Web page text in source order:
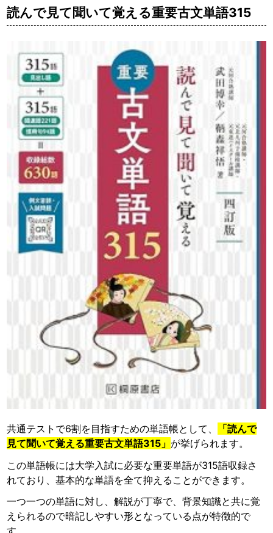
読んで見て聞いて覚える重要古文単語315
共通テストで6割を目指すための単語帳として、
「読んで
見て聞いて覚える重要古文単語315」 が挙げられます。
この単語帳には大学入試に必要な重要単語が315語収録さ
れており、基本的な単語を全て抑えることができます。
一つ一つの単語に対し、解説が丁寧で、背景知識と共に覚
えられるので暗記しやすい形となっている点が特徴的で
す。